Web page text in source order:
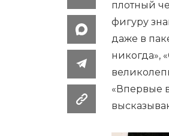
плотный
фигуру
даже в
никогда»,
«Впервые